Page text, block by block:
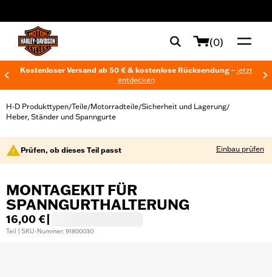
(0)
Kostenloser Versand ab 50 € & kostenlose Rücksendung – jetzt
entdecken
H-D Produkttypen/Teile/Motorradteile/Sicherheit und Lagerung/
Heber, Ständer und Spanngurte
Prüfen, ob dieses Teil passt Einbau prüfen
MONTAGEKIT FÜR
SPANNGURTHALTERUNG
16,00 €
Teil | SKU-Nummer: 91800030